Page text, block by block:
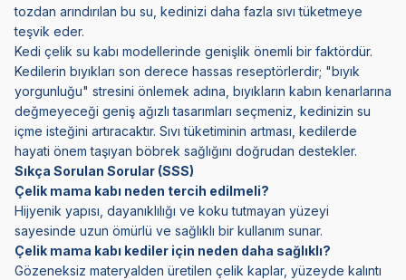
tozdan arındırılan bu su, kedinizi daha fazla sıvı tüketmeye
teşvik eder.
Kedi çelik su kabı modellerinde genişlik önemli bir faktördür.
Kedilerin bıyıkları son derece hassas reseptörlerdir; "bıyık
yorgunluğu" stresini önlemek adına, bıyıkların kabın kenarlarına
değmeyeceği geniş ağızlı tasarımları seçmeniz, kedinizin su
içme isteğini artıracaktır. Sıvı tüketiminin artması, kedilerde
hayati önem taşıyan böbrek sağlığını doğrudan destekler.
Sıkça Sorulan Sorular (SSS)
Çelik mama kabı neden tercih edilmeli?
Hijyenik yapısı, dayanıklılığı ve koku tutmayan yüzeyi
sayesinde uzun ömürlü ve sağlıklı bir kullanım sunar.
Çelik mama kabı kediler için neden daha sağlıklı?
Gözeneksiz materyalden üretilen çelik kaplar, yüzeyde kalıntı